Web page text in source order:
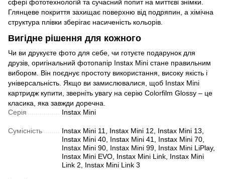
сфері фототехнологій та сучасний попит на миттєві знімки.
Глянцеве покриття захищає поверхню від подряпин, а хімічна
структура плівки зберігає насиченість кольорів.
Вигідне рішення для кожного
Чи ви друкуєте фото для себе, чи готуєте подарунок для
друзів, оригінальний фотопапір Instax Mini стане правильним
вибором. Він поєднує простоту використання, високу якість і
універсальність. Якщо ви замислювалися, щоб Instax Mini
картридж купити, зверніть увагу на серію Colorfilm Glossy – це
класика, яка завжди доречна.
Серія
Instax Mini
Сумісність
Instax Mini 11, Instax Mini 12, Instax Mini 13,
Instax Mini 40, Instax Mini 41, Instax Mini 70,
Instax Mini 90, Instax Mini 99, Instax Mini LiPlay,
Instax Mini EVO, Instax Mini Link, Instax Mini
Link 2, Instax Mini Link 3